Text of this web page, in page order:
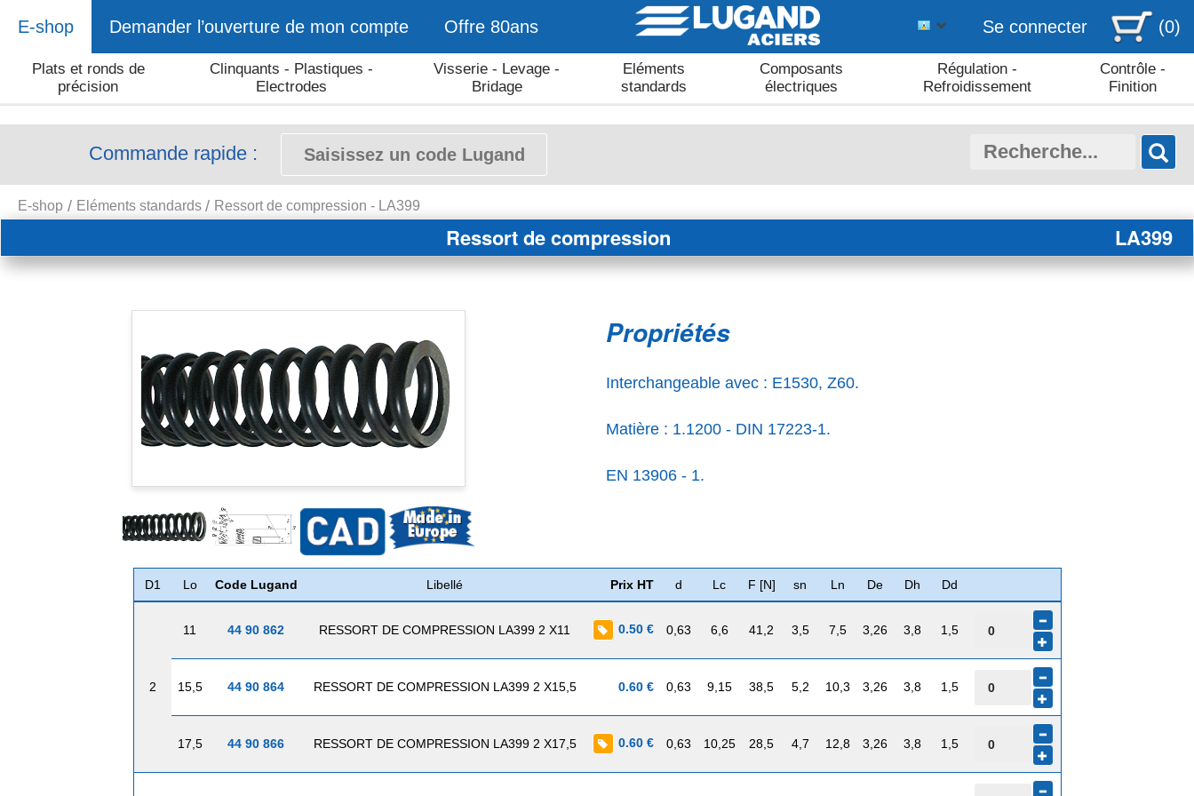
E-shop Demander l’ouverture de mon compte Offre 80ans Se connecter (0)
Plats et ronds de
précision
Clinquants - Plastiques -
Electrodes
Visserie - Levage -
Bridage
Eléments
standards
Composants
électriques
Régulation -
Refroidissement
Contrôle -
Finition
Commande rapide :
E-shop Eléments standards Ressort de compression - LA399
Ressort de compression LA399
Propriétés
Interchangeable avec : E1530, Z60.
Matière : 1.1200 - DIN 17223-1.
EN 13906 - 1.
D1 Lo Code Lugand Libellé Prix HT d Lc F [N] sn Ln De Dh Dd
2
11 44 90 862 RESSORT DE COMPRESSION LA399 2 X11 0.50 € 0,63 6,6 41,2 3,5 7,5 3,26 3,8 1,5
15,5 44 90 864 RESSORT DE COMPRESSION LA399 2 X15,5 0.60 € 0,63 9,15 38,5 5,2 10,3 3,26 3,8 1,5
17,5 44 90 866 RESSORT DE COMPRESSION LA399 2 X17,5 0.60 € 0,63 10,25 28,5 4,7 12,8 3,26 3,8 1,5